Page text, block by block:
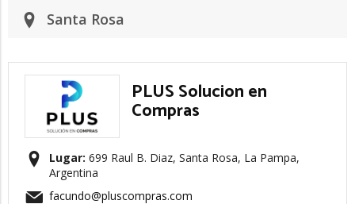
Santa Rosa
PLUS Solucion en
Compras
Lugar: 699 Raul B. Diaz, Santa Rosa, La Pampa,
Argentina
facundo@pluscompras.com